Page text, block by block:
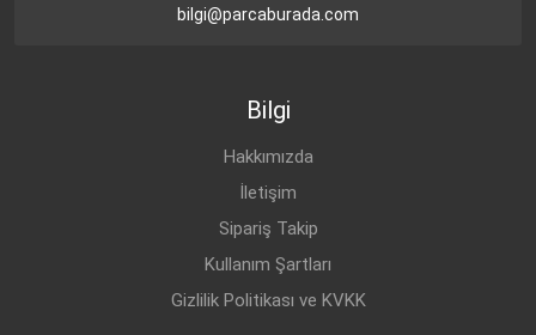
bilgi@parcaburada.com
Bilgi
Hakkımızda
İletişim
Sipariş Takip
Kullanım Şartları
Gizlilik Politikası ve KVKK